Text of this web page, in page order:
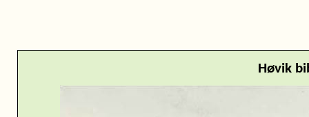
Høvik